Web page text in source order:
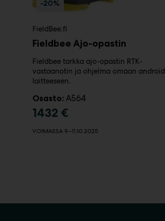
-20%
FieldBee.fi
Fieldbee Ajo-opastin
Fieldbee tarkka ajo-opastin RTK-
vastaanotin ja ohjelma omaan android
laitteeseen.
Osasto: A564
1432 €
VOIMASSA 9.–11.10.2025